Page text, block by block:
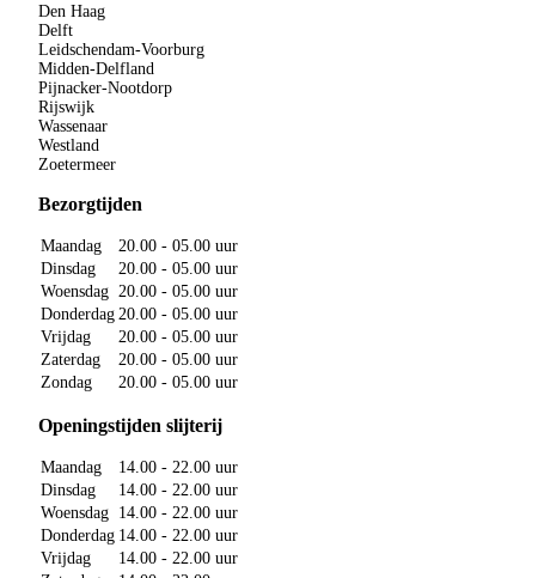
Den Haag
Delft
Leidschendam-Voorburg
Midden-Delfland
Pijnacker-Nootdorp
Rijswijk
Wassenaar
Westland
Zoetermeer
Bezorgtijden
Maandag
20.00 - 05.00 uur
Dinsdag
20.00 - 05.00 uur
Woensdag 20.00 - 05.00 uur
Donderdag 20.00 - 05.00 uur
Vrijdag
20.00 - 05.00 uur
Zaterdag
20.00 - 05.00 uur
Zondag
20.00 - 05.00 uur
Openingstijden slijterij
Maandag
14.00 - 22.00 uur
Dinsdag
14.00 - 22.00 uur
Woensdag 14.00 - 22.00 uur
Donderdag 14.00 - 22.00 uur
Vrijdag
14.00 - 22.00 uur